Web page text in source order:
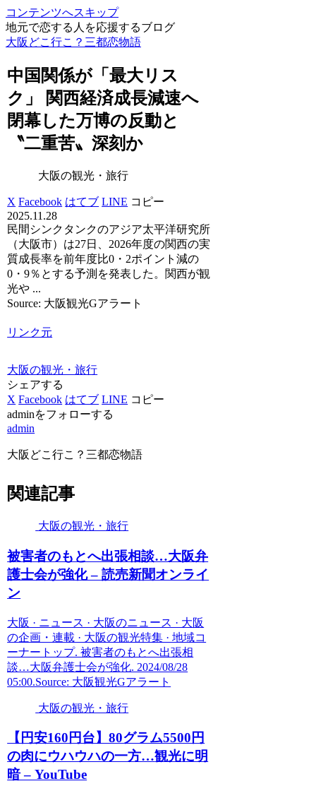
コンテンツへスキップ
地元で恋する人を応援するブログ
大阪どこ行こ？三都恋物語
中国関係が「最大リス
ク」 関西経済成長減速へ
閉幕した万博の反動と
〝二重苦〟深刻か
大阪の観光・旅行
X Facebook はてブ LINE コピー
2025.11.28
民間シンクタンクのアジア太平洋研究所
（大阪市）は27日、2026年度の関西の実
質成長率を前年度比0・2ポイント減の
0・9％とする予測を発表した。関西が観
光や ...
Source: 大阪観光Gアラート
リンク元
大阪の観光・旅行
シェアする
X Facebook はてブ LINE コピー
adminをフォローする
admin
大阪どこ行こ？三都恋物語
関連記事
大阪の観光・旅行
被害者のもとへ出張相談…大阪弁
護士会が強化 – 読売新聞オンライ
ン
大阪 · ニュース · 大阪のニュース · 大阪
の企画・連載 · 大阪の観光特集 · 地域コ
ーナートップ. 被害者のもとへ出張相
談…大阪弁護士会が強化. 2024/08/28
05:00.Source: 大阪観光Gアラート
大阪の観光・旅行
【円安160円台】80グラム5500円
の肉にウハウハの一方…観光に明
暗 – YouTube